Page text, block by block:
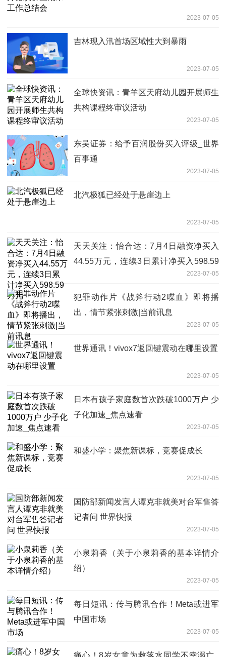
2023-07-05
吉林现入汛首场区域性大到暴雨
2023-07-05
全球快资讯：青羊区天府幼儿园开展师生
共构课程终审议活动
2023-07-05
东吴证券：给予百润股份买入评级_世界
百事通
2023-07-05
北汽极狐已经处于悬崖边上
2023-07-05
天天关注：怡合达：7月4日融资净买入
44.55万元，连续3日累计净买入598.59
2023-07-05
犯罪动作片《战斧行动2喋血》即将播
出，情节紧张刺激|当前讯息
2023-07-05
世界通讯！vivox7返回键震动在哪里设置
2023-07-05
日本有孩子家庭数首次跌破1000万户 少
子化加速_焦点速看
2023-07-05
和盛小学：聚焦新课标，竞赛促成长
2023-07-05
国防部新闻发言人谭克非就美对台军售答
记者问 世界快报
2023-07-05
小泉莉香（关于小泉莉香的基本详情介
绍）
2023-07-05
每日短讯：传与腾讯合作！Meta或进军
中国市场
2023-07-05
痛心！8岁女童为救落水同学不幸溺亡_